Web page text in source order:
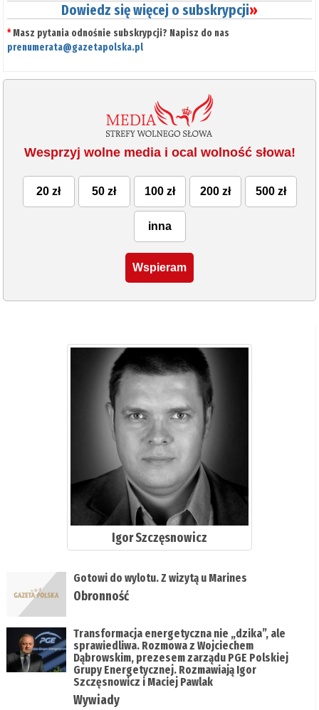
Dowiedz się więcej o subskrypcji»
*Masz pytania odnośnie subskrypcji? Napisz do nas
prenumerata@gazetapolska.pl
Wesprzyj wolne media i ocal wolność słowa!
20 zł 50 zł 100 zł 200 zł 500 zł
inna
Wspieram
Igor Szczęsnowicz
Gotowi do wylotu. Z wizytą u Marines
Obronność
Transformacja energetyczna nie „dzika”, ale
sprawiedliwa. Rozmowa z Wojciechem
Dąbrowskim, prezesem zarządu PGE Polskiej
Grupy Energetycznej. Rozmawiają Igor
Szczęsnowicz i Maciej Pawlak
Wywiady